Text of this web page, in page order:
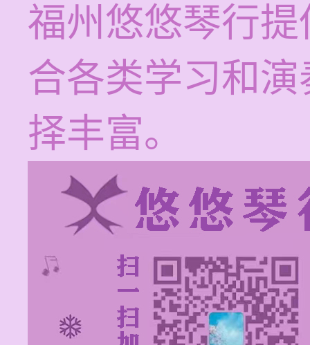
福州悠悠琴行
合各类学习和
择丰富。